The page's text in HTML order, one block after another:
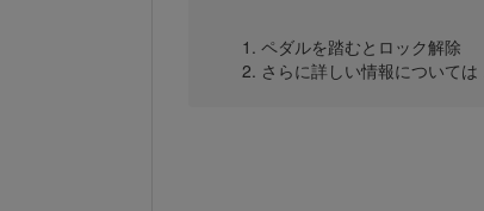
ペダルを踏むとロック解除
さらに詳しい情報については